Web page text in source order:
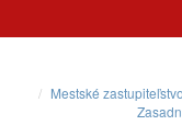
Mestské